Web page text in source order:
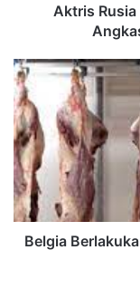
Aktris Rusia
Belgia